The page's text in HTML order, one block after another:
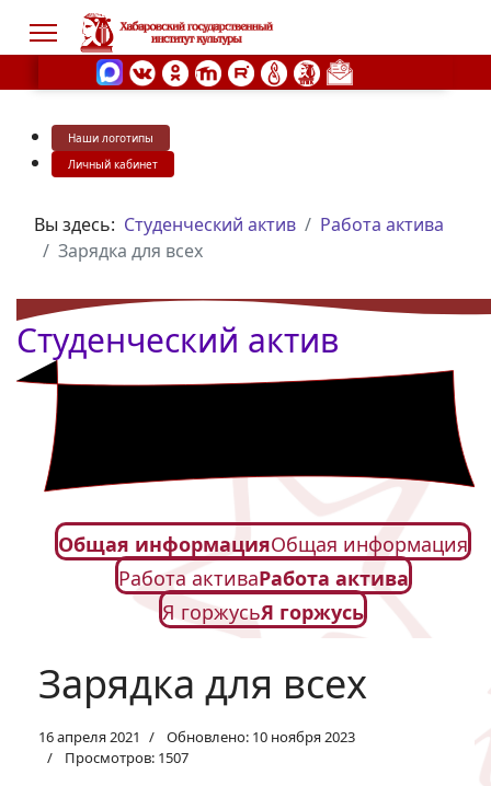
Наши логотипы
Личный кабинет
Вы здесь: Студенческий актив
Работа актива
Зарядка для всех
Студенческий актив
Общая информацияОбщая информация
Работа активаРабота актива
Я горжусьЯ горжусь
Зарядка для всех
16 апреля 2021
Обновлено: 10 ноября 2023
Просмотров: 1507